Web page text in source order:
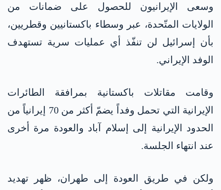
وسعى الإيرانيون للحصول على ضمانات من
الولايات المتّحدة، عبر وسطاء باكستانيين وقطريين،
بأن إسرائيل لن تنفّذ أي عمليات سرية تستهدف
الوفد الإيراني.
وقامت مقاتلات باكستانية بمرافقة الطائرات
الإيرانية التي تحمل وفداً يضمّ أكثر من 70 إيرانياً من
الحدود الإيرانية إلى إسلام آباد والعودة مرة أخرى
عند انتهاء الجلسة.
ولكن في طريق العودة إلى طهران، ظهر تهديد